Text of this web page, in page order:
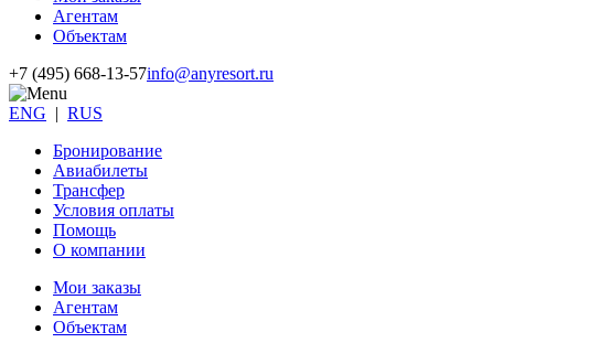
Агентам
Объектам
+7 (495) 668-13-57info@anyresort.ru
ENG | RUS
Бронирование
Авиабилеты
Трансфер
Условия оплаты
Помощь
О компании
Мои заказы
Агентам
Объектам